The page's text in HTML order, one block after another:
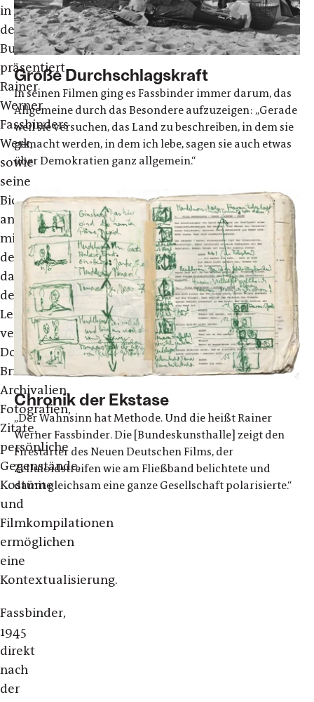
in
der
Bundeskunsthalle
präsentiert
Rainer
Werner
Fassbinders
Werk,
sowie
seine
Biografie
anschaulich
mit
der
damaligen
deutschen
Lebensrealität
verknüpft.
Dokumente,
Briefe,
Archivalien,
Fotografien,
Zitate,
persönliche
Gegenstände,
Kostüme
und
Filmkompilationen
ermöglichen
eine
Kontextualisierung.
Fassbinder,
1945
direkt
nach
der
Große Durchschlagskraft
In seinen Filmen ging es Fassbinder immer darum, das
Allgemeine durch das Besondere aufzuzeigen: „Gerade
weil sie versuchen, das Land zu beschreiben, in dem sie
gemacht werden, in dem ich lebe, sagen sie auch etwas
über Demokratien ganz allgemein.“
Chronik der Ekstase
„Der Wahnsinn hat Methode. Und die heißt Rainer
Werner Fassbinder. Die [Bundeskunsthalle] zeigt den
Firestarter des Neuen Deutschen Films, der
Zelluloidstreifen wie am Fließband belichtete und
damit gleichsam eine ganze Gesellschaft polarisierte.“